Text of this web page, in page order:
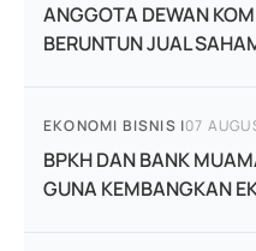
ANGGOTA DEWAN
BERUNTUN JUAL
EKONOMI BISNIS |07
BPKH DAN BANK
GUNA KEMBANGKAN